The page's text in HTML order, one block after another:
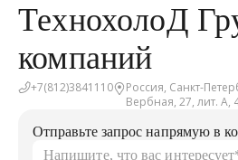
ТехнохолоД
компаний
+7(812)3841110
Россия, Санкт-
Вербная, 27, лит. А,
Отправьте запрос напрямую в